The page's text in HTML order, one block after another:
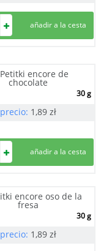
encore de
chocolate
30 g
precio: 1,89 zł
encore oso de la
fresa
30 g
precio: 1,89 zł